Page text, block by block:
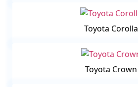
Toyota Corolla
Toyota Crown